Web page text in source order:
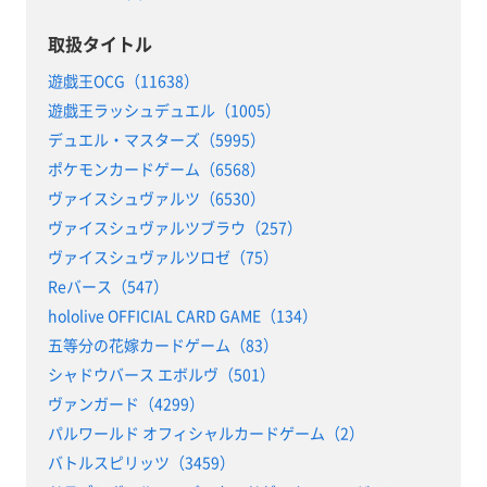
取扱タイトル
遊戯王OCG（11638）
遊戯王ラッシュデュエル（1005）
デュエル・マスターズ（5995）
ポケモンカードゲーム（6568）
ヴァイスシュヴァルツ（6530）
ヴァイスシュヴァルツブラウ（257）
ヴァイスシュヴァルツロゼ（75）
Reバース（547）
hololive OFFICIAL CARD GAME（134）
五等分の花嫁カードゲーム（83）
シャドウバース エボルヴ（501）
ヴァンガード（4299）
パルワールド オフィシャルカードゲーム（2）
バトルスピリッツ（3459）